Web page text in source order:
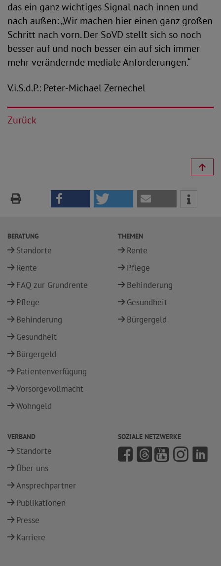
das ein ganz wichtiges Signal nach innen und
nach außen: „Wir machen hier einen ganz großen
Schritt nach vorn. Der SoVD stellt sich so noch
besser auf und noch besser ein auf sich immer
mehr verändernde mediale Anforderungen.“
V.i.S.d.P.: Peter-Michael Zernechel
Zurück
BERATUNG
Standorte
Rente
FAQ zur Grundrente
Pflege
Behinderung
Gesundheit
Bürgergeld
Patientenverfügung
Vorsorgevollmacht
Wohngeld
THEMEN
Rente
Pflege
Behinderung
Gesundheit
Bürgergeld
VERBAND
Standorte
Über uns
Ansprechpartner
Publikationen
Presse
Karriere
SOZIALE NETZWERKE